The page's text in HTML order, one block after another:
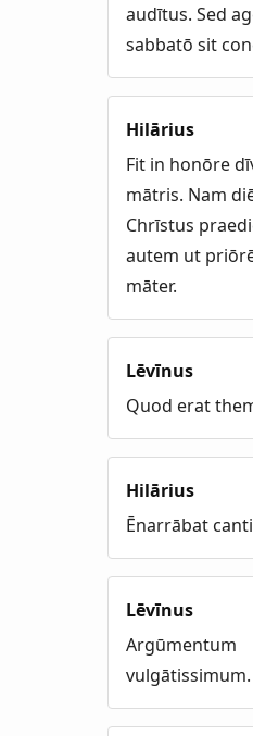
audītus. Sed
sabbatō sit
Hilārius
Fit in honōre
mātris. Nam
Chrīstus
autem ut
māter.
Lēvīnus
Quod erat
Hilārius
Ēnarrābat
Lēvīnus
Argūmentum
vulgātissimum.